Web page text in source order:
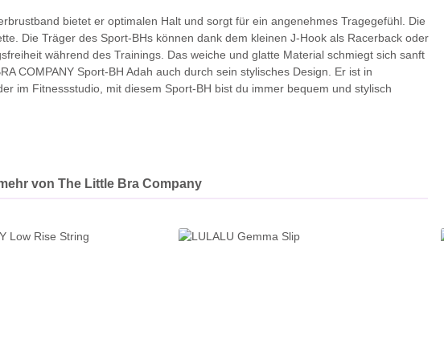
bietet er optimalen Halt und sorgt für ein angenehmes Tragegefühl. Die
Die Träger des Sport-BHs können dank dem kleinen J-Hook als Racerback oder
während des Trainings. Das weiche und glatte Material schmiegt sich sanft
COMPANY Sport-BH Adah auch durch sein stylisches Design. Er ist in
im Fitnessstudio, mit diesem Sport-BH bist du immer bequem und stylisch
von The Little Bra Company